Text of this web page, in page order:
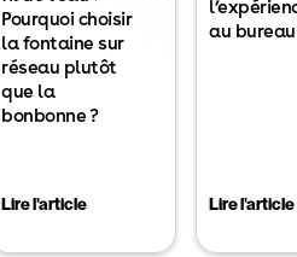
Pourquoi choisir
la fontaine sur
réseau plutôt
que la
bonbonne ?
Lire l'article
au bureau
Lire l'article